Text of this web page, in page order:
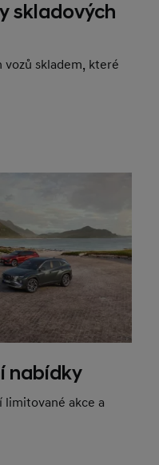
skladových
vozů skladem, které
nabídky
limitované akce a